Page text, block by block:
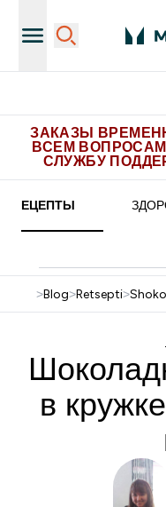
ЗАКАЗЫ
ВСЕМ
СЛУЖБУ
РЕЦЕПТЫ
>Blog>Retsepti>
в